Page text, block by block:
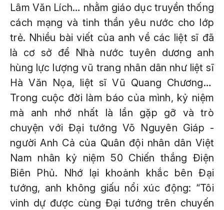
Lâm Văn Lích… nhằm giáo dục truyền thống
cách mạng và tinh thần yêu nước cho lớp
trẻ. Nhiều bài viết của anh về các liệt sĩ đã
là cơ sở để Nhà nước tuyên dương anh
hùng lực lượng vũ trang nhân dân như liệt sĩ
Hà Văn Nọa, liệt sĩ Vũ Quang Chương…
Trong cuộc đời làm báo của mình, kỷ niệm
mà anh nhớ nhất là lần gặp gỡ và trò
chuyện với Đại tướng Võ Nguyên Giáp -
người Anh Cả của Quân đội nhân dân Việt
Nam nhân kỷ niệm 50 Chiến thắng Điện
Biên Phủ. Nhớ lại khoảnh khắc bên Đại
tướng, anh không giấu nổi xúc động: “Tôi
vinh dự được cùng Đại tướng trên chuyến